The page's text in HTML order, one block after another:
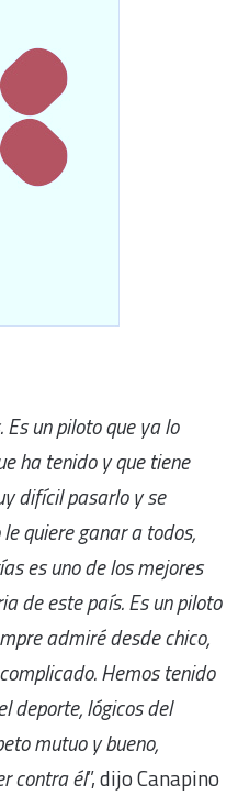
un piloto que ya lo
ha tenido y que tiene
difícil pasarlo y se
quiere ganar a todos,
es uno de los mejores
de este país. Es un piloto
admiré desde chico,
Hemos tenido
deporte, lógicos del
mutuo y bueno,
contra él”, dijo Canapino